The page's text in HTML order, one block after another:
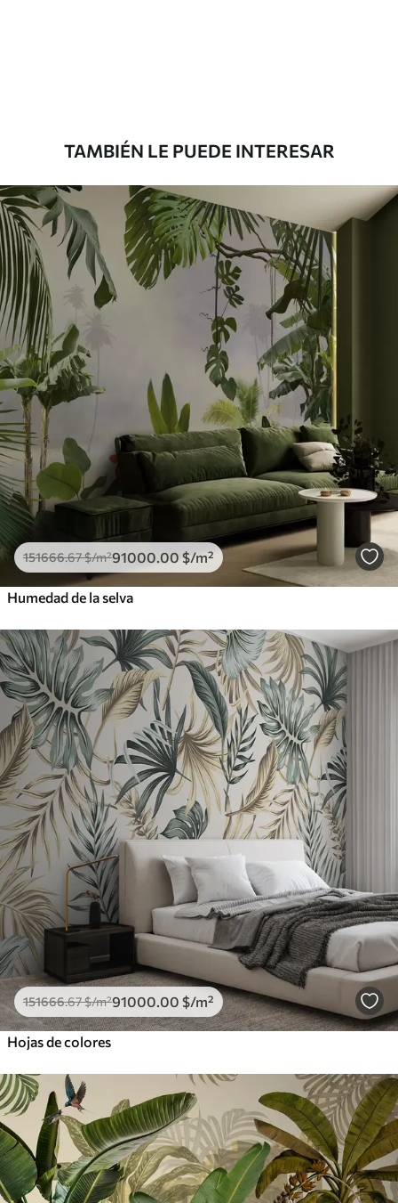
TAMBIÉN LE PUEDE INTERESAR
151666.67$/m²91000 .00 $/m²
Humedad de la selva
151666.67$/m²91000 .00 $/m²
Hojas de colores